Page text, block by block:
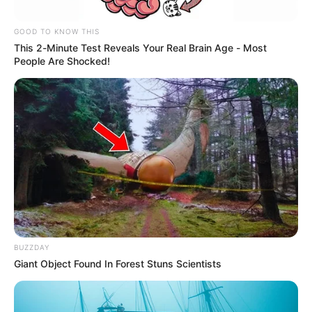
Composición Alerta Bogotá - Image FX y Pixabay.
Billetes que no se aceptarán en ningún supermercado:
¿Qué hacer con ellos?
Por: July Morales
Mayo 26, 2025
GOOD TO KNOW THIS
This 2-Minute Test Reveals Your Real Brain Age - Most
People Are Shocked!
BUZZDAY
Giant Object Found In Forest Stuns Scientists